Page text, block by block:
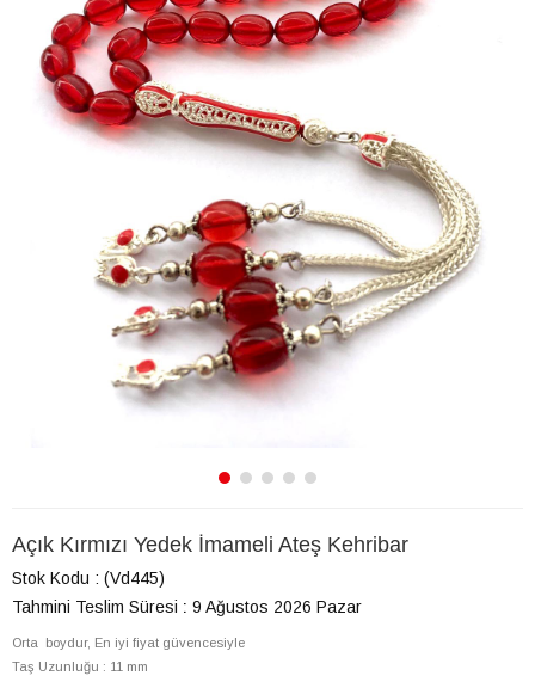
Açık Kırmızı Yedek İmameli Ateş Kehribar
Stok Kodu
(Vd445)
Tahmini Teslim Süresi : 9 Ağustos 2026 Pazar
Orta boydur, En iyi fiyat güvencesiyle
Taş Uzunluğu : 11 mm